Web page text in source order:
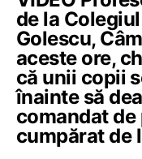
de la
Golescu,
aceste ore,
că unii copii
înainte să
comandat de
cumpărat de